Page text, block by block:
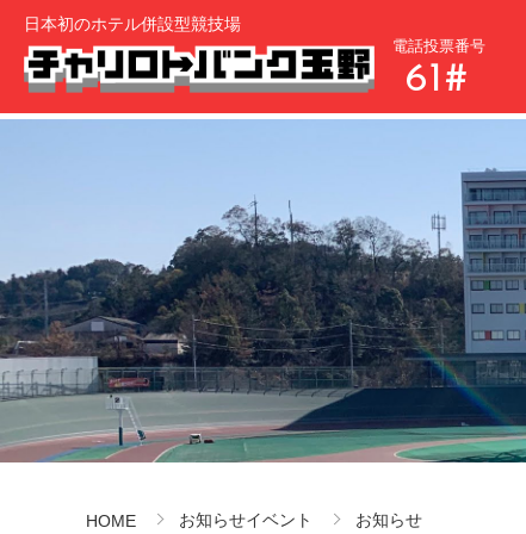
日本初のホテル併設型競技場
電話投票番号
61#
HOME お知らせイベント お知らせ